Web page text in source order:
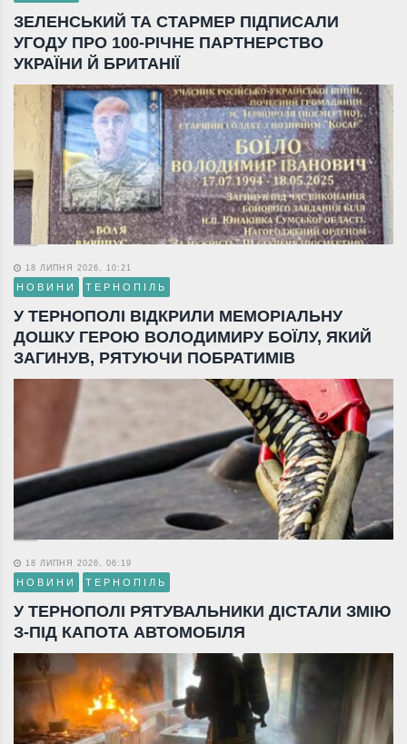
ЗЕЛЕНСЬКИЙ ТА СТАРМЕР ПІДПИСАЛИ
УГОДУ ПРО 100-РІЧНЕ ПАРТНЕРСТВО
УКРАЇНИ Й БРИТАНІЇ
18 ЛИПНЯ 2026, 10:21
НОВИНИ ТЕРНОПІЛЬ
У ТЕРНОПОЛІ ВІДКРИЛИ МЕМОРІАЛЬНУ
ДОШКУ ГЕРОЮ ВОЛОДИМИРУ БОЇЛУ, ЯКИЙ
ЗАГИНУВ, РЯТУЮЧИ ПОБРАТИМІВ
18 ЛИПНЯ 2026, 06:19
НОВИНИ ТЕРНОПІЛЬ
У ТЕРНОПОЛІ РЯТУВАЛЬНИКИ ДІСТАЛИ ЗМІЮ
З-ПІД КАПОТА АВТОМОБІЛЯ